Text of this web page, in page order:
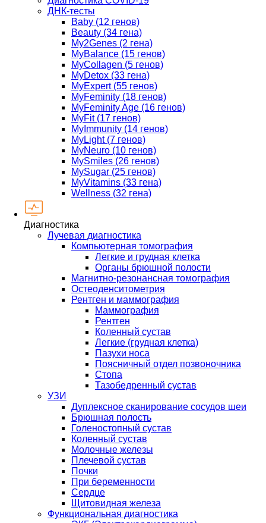
ДНК-тесты
Baby (12 генов)
Beauty (34 гена)
My2Genes (2 гена)
MyBalance (15 генов)
MyCollagen (5 генов)
MyDetox (33 гена)
MyExpert (55 генов)
MyFeminity (18 генов)
MyFeminity Age (16 генов)
MyFit (17 генов)
MyImmunity (14 генов)
MyLight (7 генов)
MyNeuro (10 генов)
MySmiles (26 генов)
MySugar (25 генов)
MyVitamins (33 гена)
Wellness (32 гена)
Диагностика
Лучевая диагностика
Компьютерная томография
Легкие и грудная клетка
Органы брюшной полости
Магнитно-резонансная томография
Остеоденситометрия
Рентген и маммография
Маммография
Рентген
Коленный сустав
Легкие (грудная клетка)
Пазухи носа
Поясничный отдел позвоночника
Стопа
Тазобедренный сустав
УЗИ
Дуплексное сканирование сосудов шеи
Брюшная полость
Голеностопный сустав
Коленный сустав
Молочные железы
Плечевой сустав
Почки
При беременности
Сердце
Щитовидная железа
Функциональная диагностика